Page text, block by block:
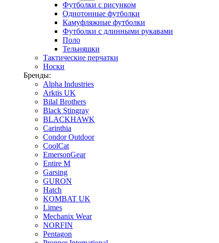
Футболки с рисунком
Однотонные футболки
Камуфляжные футболки
Футболки с длинными рукавами
Поло
Тельняшки
Тактические перчатки
Носки
Бренды:
Alpha Industries
Arktis UK
Bilal Brothers
Black Stingray
BLACKHAWK
Carinthia
Condor Outdoor
CoolCat
EmersonGear
Entire M
Garsing
GURON
Hatch
KOMBAT UK
Limes
Mechanix Wear
NORFIN
Pentagon